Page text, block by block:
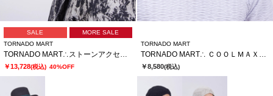
SALE
MORE SALE
TORNADO MART
￥13,728(税込) 40%OFF
TORNADO MART
￥8,580(税込)